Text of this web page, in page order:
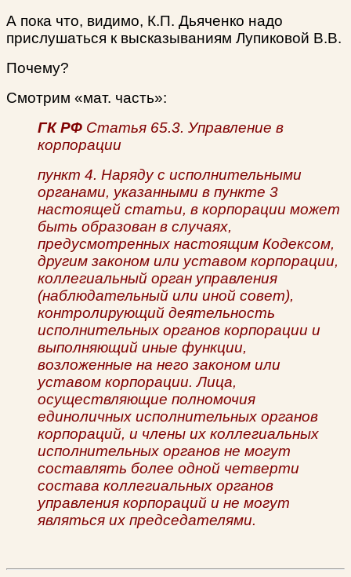
А пока что, видимо, К.П. Дьяченко надо
прислушаться к высказываниям Лупиковой В.В.
Почему?
Смотрим «мат. часть»:
ГК РФ Статья 65.3. Управление в
корпорации
пункт 4. Наряду с исполнительными
органами, указанными в пункте 3
настоящей статьи, в корпорации может
быть образован в случаях,
предусмотренных настоящим Кодексом,
другим законом или уставом корпорации,
коллегиальный орган управления
(наблюдательный или иной совет),
контролирующий деятельность
исполнительных органов корпорации и
выполняющий иные функции,
возложенные на него законом или
уставом корпорации. Лица,
осуществляющие полномочия
единоличных исполнительных органов
корпораций, и члены их коллегиальных
исполнительных органов не могут
составлять более одной четверти
состава коллегиальных органов
управления корпораций и не могут
являться их председателями.